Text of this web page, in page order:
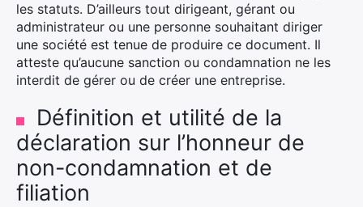
les statuts. D’ailleurs tout dirigeant, gérant ou
administrateur ou une personne souhaitant diriger
une société est tenue de produire ce document. Il
atteste qu’aucune sanction ou condamnation ne les
interdit de gérer ou de créer une entreprise.
Définition et utilité de la
déclaration sur l’honneur de
non-condamnation et de
filiation